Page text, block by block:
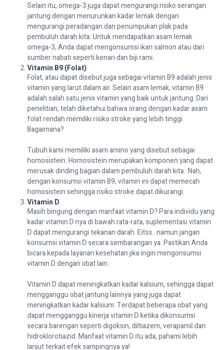
Selainitu, omega-3 jugadapatmengurangirisikoserangan
jantungdenganmenurunkankadarlemakdengan
mengurangiperadangandanpenumpukanplakpada
pembuluhdarahkita.Untukmendapatkanasamlemak
omega-3,Andadapatmengonsumsiikan salmonataudari
sumbernabatisepertikenaridanbijirami.
Vitamin B9 (Folat)
Folat,ataudapatdisebutjugasebagaivitamin B9adalahjenis
vitamin yanglarutdalamair. Selainasamlemak, vitamin B9
adalahsalahsatujenisvitamin yangbaikuntukjantung. Dari
penelitian,telahdiketahuibahwaorangdengankadarasam
folatrendahmemilikirisikostroke yanglebihtinggi.
Bagaimana?
Tubuhkamimemilikiasamamino yangdisebutsebagai
homosistein.Homosisteinmerupakankomponenyangdapat
merusakdindingbagiandalampembuluhdarahkita. Nah,
dengankonsumsivitamin B9, vitamininidapatmemecah
homosisteinsehinggarisikostrokedapatdikurangi.
Vitamin D
MasihbingungdenganmanfaatvitaminD? Paraindividuyang
kadarvitaminDnyadibawahrata-rata,suplementasivitamin
Ddapatmengurangitekanandarah.Eitss..namunjangan
konsumsivitaminDsecarasembaranganya.PastikanAnda
bicarakepadalayanankesehatanjikainginmengonsumsi
vitaminDdenganobatlain.
Vitamin Ddapatmeningkatkankadarkalsium,sehinggadapat
menggangguobatjantunglainnyayang jugadapat
meningkatkankadarkalsium.Terdapatbeberapaobatyang
dapatmengganggukinerjavitamin Dketikadikonsumsi
secarabarengansepertidigoksin, diltiazem, verapamil dan
hidroklorotiazid. Manfaat vitamin Dituada,pahamilebih
lanjutterkaitefeksampingnyaya!